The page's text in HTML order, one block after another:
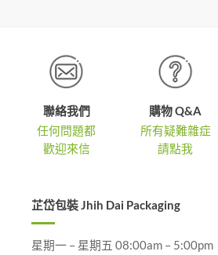
聯絡我們
任何問題都
歡迎來信
購物 Q&A
所有疑難雜症
請點我
芷岱包裝 Jhih Dai Packaging
星期一 – 星期五 08:00am – 5:00pm